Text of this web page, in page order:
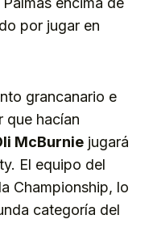
por jugar en
grancanario e
que hacían
McBurnie jugará
El equipo del
Championship, lo
categoría del